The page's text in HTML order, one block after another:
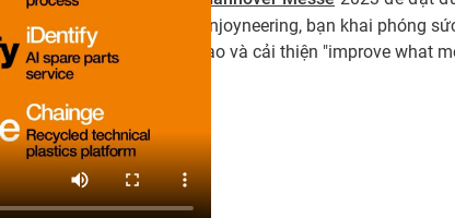
enjoyneering, bạn khai phóng
tạo và cải thiện "improve what